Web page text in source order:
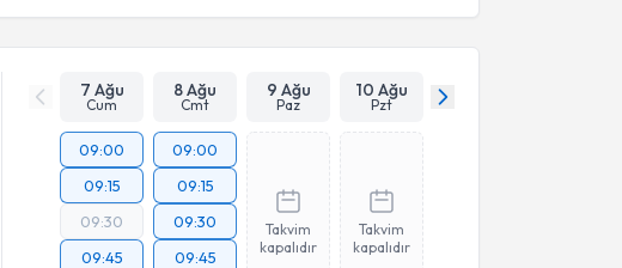
işlenmesini kabul ediyorum.
Takvim Talebini Gönder
7 Ağu
Cum
8 Ağu
Cmt
9 Ağu
Paz
10 Ağu
Pzt
09:00
09:15
09:30
09:45
09:00
09:15
09:30
09:45
Takvim
kapalıdır
Takvim
kapalıdır